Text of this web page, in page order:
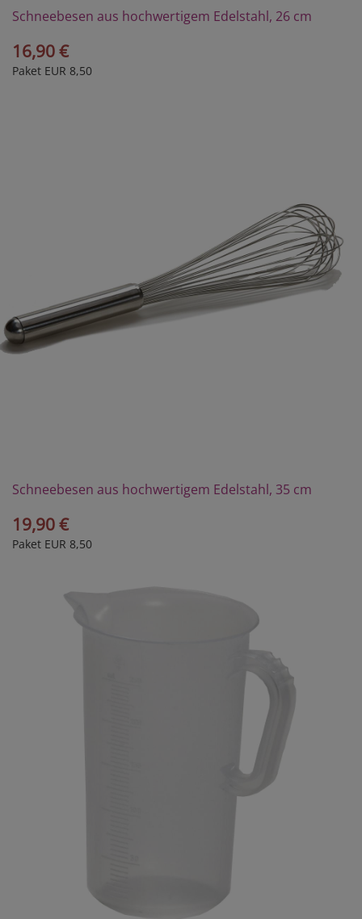
Schneebesen aus hochwertigem Edelstahl, 26 cm
16,90 €
Paket EUR 8,50
Schneebesen aus hochwertigem Edelstahl, 35 cm
19,90 €
Paket EUR 8,50